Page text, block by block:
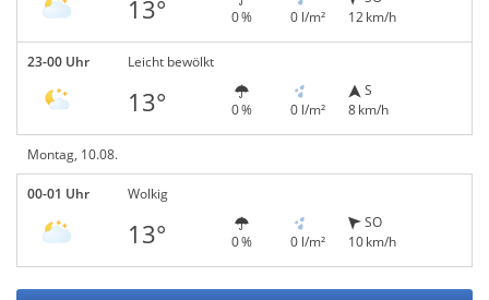
13° 0 % 0 l/m²
12 km/h
23-00 Uhr Leicht bewölkt
13° 0 % 0 l/m²
S
8 km/h
Montag, 10.08.
00-01 Uhr Wolkig
13° 0 % 0 l/m²
SO
10 km/h